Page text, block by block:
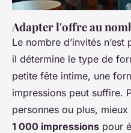
Adapter l'offre au
Le nombre d’invités
il détermine le type de
petite fête intime, une
impressions peut suffire.
personnes ou plus,
1 000 impressions pour